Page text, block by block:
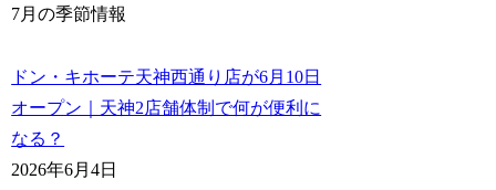
7月の季節情報
ドン・キホーテ天神西通り店が6月10日
オープン｜天神2店舗体制で何が便利に
なる？
2026年6月4日